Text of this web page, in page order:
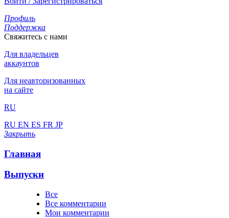
Профиль
Поддержка
Свяжитесь с нами
Для владельцев
аккаунтов
Для неавторизованных
на сайте
RU
RU EN ES FR JP
Закрыть
Главная
Выпуски
Все
Все комментарии
Мои комментарии